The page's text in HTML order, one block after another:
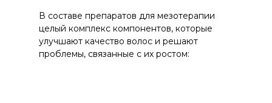
В составе препаратов для мезотерапии
целый комплекс компонентов, которые
улучшают качество волос и решают
проблемы, связанные с их ростом: